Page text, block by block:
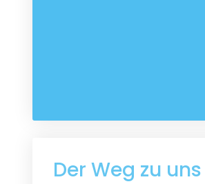
Der Weg zu uns